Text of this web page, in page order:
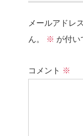
メールアドレ
ん。
※ が付い
コメント ※